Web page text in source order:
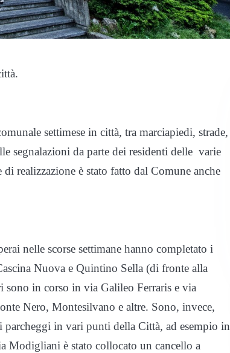
settimese in città, tra marciapiedi, strade,
segnalazioni da parte dei residenti delle varie
realizzazione è stato fatto dal Comune anche
nelle scorse settimane hanno completato i
Nuova e Quintino Sella (di fronte alla
in corso in via Galileo Ferraris e via
Nero, Montesilvano e altre. Sono, invece,
in vari punti della Città, ad esempio in
Modigliani è stato collocato un cancello a